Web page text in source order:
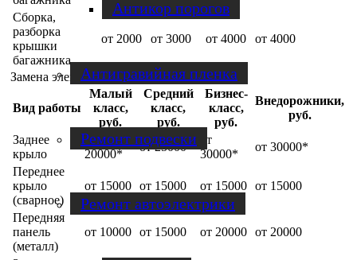
Антикор порогов
Антигравийная пленка
Ремонт подвески
Ремонт автоэлектрики
Сборка,
разборка
крышки
багажника
от 2000 от 3000 от 4000 от 4000
Замена элементов
Вид работы
Малый
класс,
руб.
Средний
класс,
руб.
Бизнес-
класс,
руб.
Внедорожники,
руб.
Заднее
крыло
от
20000*
от 25000*
от
30000*
от 30000*
Переднее
крыло
(сварное)
от 15000 от 15000 от 15000 от 15000
Передняя
панель
(металл)
от 10000 от 15000 от 20000 от 20000